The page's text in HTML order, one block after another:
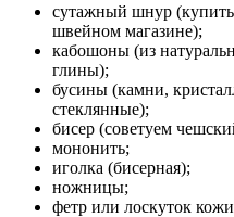
сутажный шнур
швейном магазине);
кабошоны (из
глины);
бусины (камни,
стеклянные);
бисер (советуем
мононить;
иголка (бисерная);
ножницы;
фетр или лоскуток